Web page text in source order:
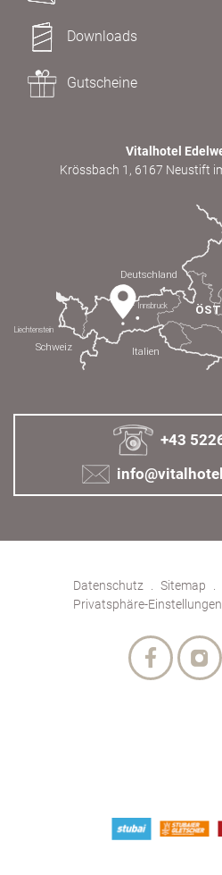
Downloads
Gutscheine
Vitalhotel
Krössbach 1, 6167 Neustift
+43
Datenschutz Sitemap
Privatsphäre-Einstellungen